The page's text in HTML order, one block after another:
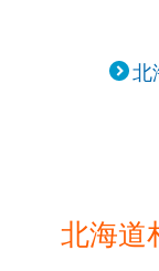
北
北海道